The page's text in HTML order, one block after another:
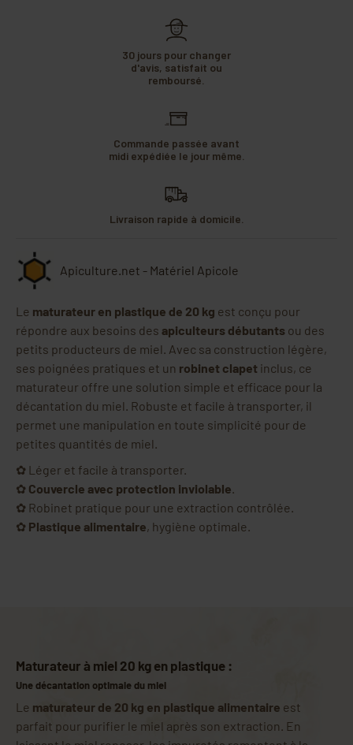
30 jours pour changer
d'avis, satisfait ou
remboursé.
Commande passée avant
midi expédiée le jour même.
Livraison rapide à domicile.
Apiculture.net - Matériel Apicole
Le maturateur en plastique de 20 kg est conçu pour
répondre aux besoins des apiculteurs débutants ou des
petits producteurs de miel. Avec sa construction légère,
ses poignées pratiques et un robinet clapet inclus, ce
maturateur offre une solution simple et efficace pour la
décantation du miel. Robuste et facile à transporter, il
permet une manipulation en toute simplicité pour de
petites quantités de miel.
✿ Léger et facile à transporter.
✿ Couvercle avec protection inviolable.
✿ Robinet pratique pour une extraction contrôlée.
✿ Plastique alimentaire, hygiène optimale.
Maturateur à miel 20 kg en plastique :
Une décantation optimale du miel
Le maturateur de 20 kg en plastique alimentaire est
parfait pour purifier le miel après son extraction. En